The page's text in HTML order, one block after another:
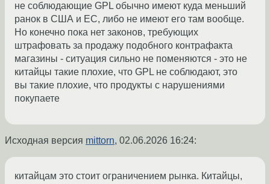
не соблюдающие GPL обычно имеют куда меньший
ранок в США и ЕС, либо не имеют его там вообще.
Но конечно пока нет законов, требующих
штрафовать за продажу подобного контрафакта
магазины - ситуация сильно не поменяются - это не
китайцы такие плохие, что GPL не соблюдают, это
вы такие плохие, что продукты с нарушениями
покупаете
Исходная версия mittorn, 02.06.2026 16:24:
китайцам это стоит ограничением рынка. Китайцы,